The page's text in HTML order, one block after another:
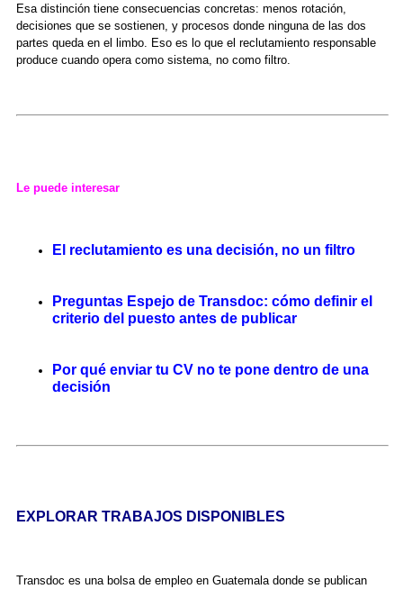
Esa distinción tiene consecuencias concretas: menos rotación,
decisiones que se sostienen, y procesos donde ninguna de las dos
partes queda en el limbo. Eso es lo que el reclutamiento responsable
produce cuando opera como sistema, no como filtro.
Le puede interesar
El reclutamiento es una decisión, no un filtro
Preguntas Espejo de Transdoc: cómo definir el
criterio del puesto antes de publicar
Por qué enviar tu CV no te pone dentro de una
decisión
EXPLORAR TRABAJOS DISPONIBLES
Transdoc es una bolsa de empleo en Guatemala donde se publican